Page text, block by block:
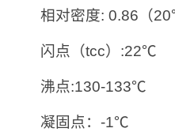
相对密度: 0.86（
闪点（tcc）:22℃
沸点:130-133℃
凝固点：-1℃